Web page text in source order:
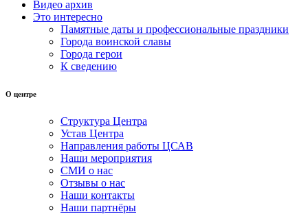
Видео архив
Это интересно
Памятные даты и профессиональные праздники
Города воинской славы
Города герои
К сведению
О центре
Структура Центра
Устав Центра
Направления работы ЦСАВ
Наши мероприятия
СМИ о нас
Отзывы о нас
Наши контакты
Наши партнёры